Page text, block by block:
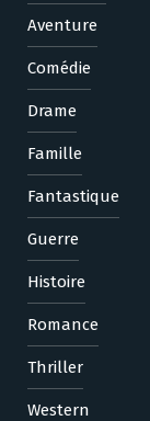
Aventure
Comédie
Drame
Famille
Fantastique
Guerre
Histoire
Romance
Thriller
Western